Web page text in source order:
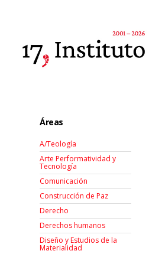
Áreas
A/Teología
Arte Performatividad y
Tecnología
Comunicación
Construcción de Paz
Derecho
Derechos humanos
Diseño y Estudios de la
Materialidad